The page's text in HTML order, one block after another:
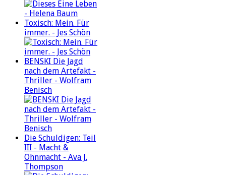
Toxisch: Mein. Für
immer. - Jes Schön
BENSKI Die Jagd
nach dem Artefakt -
Thriller - Wolfram
Benisch
Die Schuldigen: Teil
III - Macht &
Ohnmacht - Ava J.
Thompson